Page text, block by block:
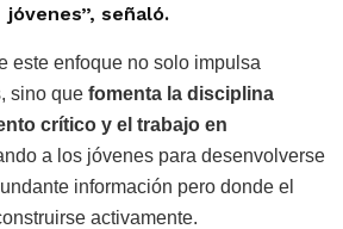
jóvenes”, señaló.
este enfoque no solo impulsa
sino que fomenta la disciplina
crítico y el trabajo en
a los jóvenes para desenvolverse
información pero donde el
activamente.